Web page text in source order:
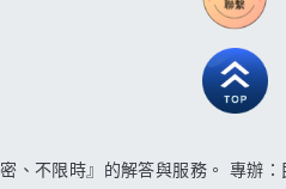
、不限時』的解答與服務。 專辦